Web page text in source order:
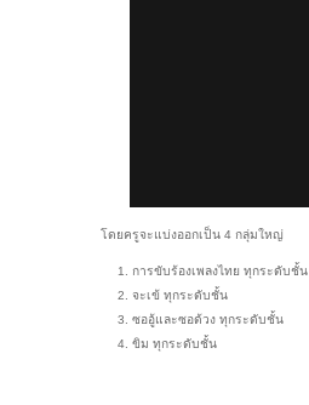
โดยครูจะแบ่งออกเป็น 4 กลุ่มใหญ่
การขับร้องเพลงไทย ทุกระดับชั้น
จะเข้ ทุกระดับชั้น
ซออู้และซอด้วง ทุกระดับชั้น
ขิม ทุกระดับชั้น